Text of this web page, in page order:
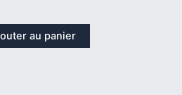
au panier